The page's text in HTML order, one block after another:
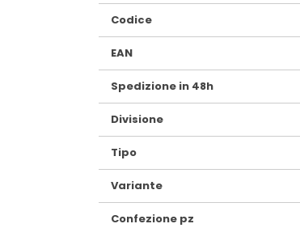
Maggiori
Informazioni
Codice
EAN
Spedizione in 48h
Divisione
Tipo
Variante
Confezione pz